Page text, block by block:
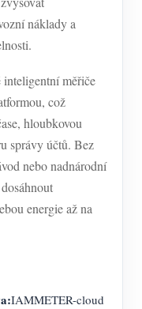
náklady a
měřiče
což
hloubkovou
správy účtů. Bez
nebo nadnárodní
energie až na
IAMMETER-cloud